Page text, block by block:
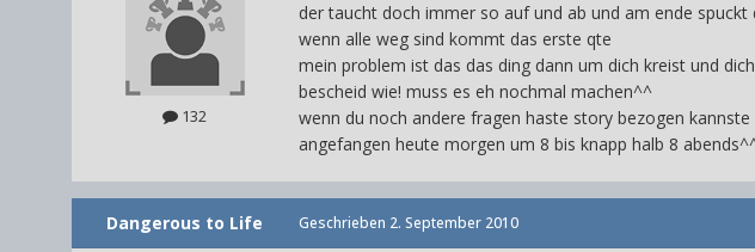
132
der taucht doch immer so auf und ab und am ende
wenn alle weg sind kommt das erste qte
mein problem ist das das ding dann um dich kreist und
bescheid wie! muss es eh nochmal machen^^
wenn du noch andere fragen haste story bezogen
angefangen heute morgen um 8 bis knapp halb 8
Dangerous to Life Geschrieben 2. September 2010